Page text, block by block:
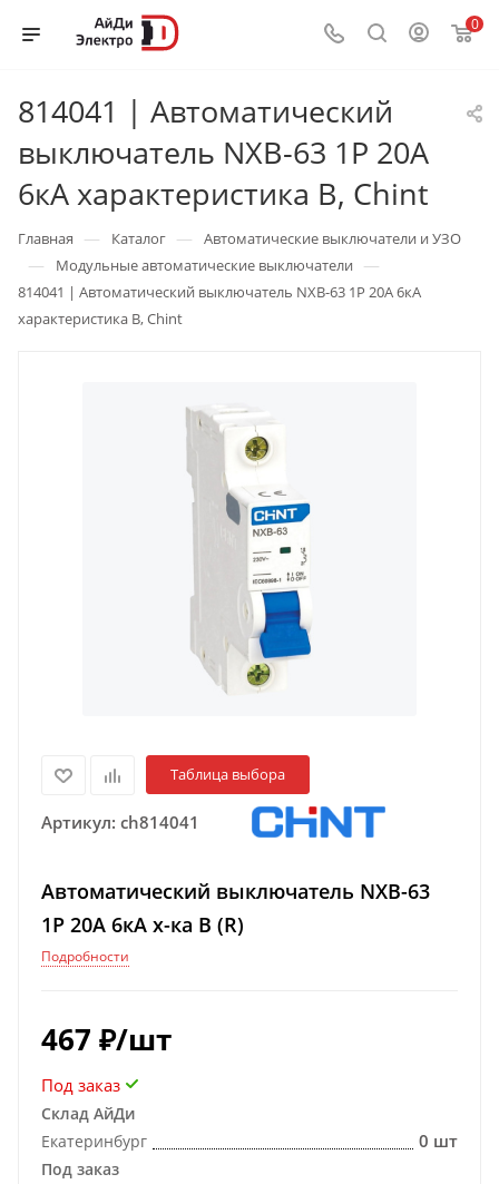
0
814041 | Автоматический
выключатель NXB-63 1P 20А
6кА характеристика B, Chint
Главная — Каталог — Автоматические выключатели и УЗО
— Модульные автоматические выключатели —
814041 | Автоматический выключатель NXB-63 1P 20А 6кА
характеристика B, Chint
Таблица выбора
Артикул: ch814041
Автоматический выключатель NXB-63
1P 20A 6кА х-ка B (R)
Подробности
467 ₽/шт
Под заказ
Склад АйДи
Екатеринбург
0 шт
Под заказ